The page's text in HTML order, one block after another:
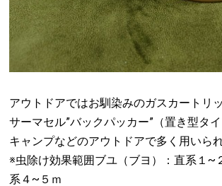
アウトドアではお馴染みのガスカートリ
サーマセル”バックパッカー”（置き型タイ
キャンプなどのアウトドアで多く用いら
※虫除け効果範囲ブユ（ブヨ）：直系１~
系４~５ｍ